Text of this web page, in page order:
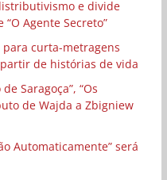
e divide
Agente Secreto”
para curta-metragens
de histórias de vida
Saragoça”, “Os
de Wajda a Zbigniew
Automaticamente” será